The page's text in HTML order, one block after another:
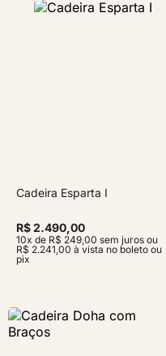
Cadeira Esparta I
R$ 2.490,00
10x de R$ 249,00 sem juros ou
R$ 2.241,00 à vista no boleto ou
pix